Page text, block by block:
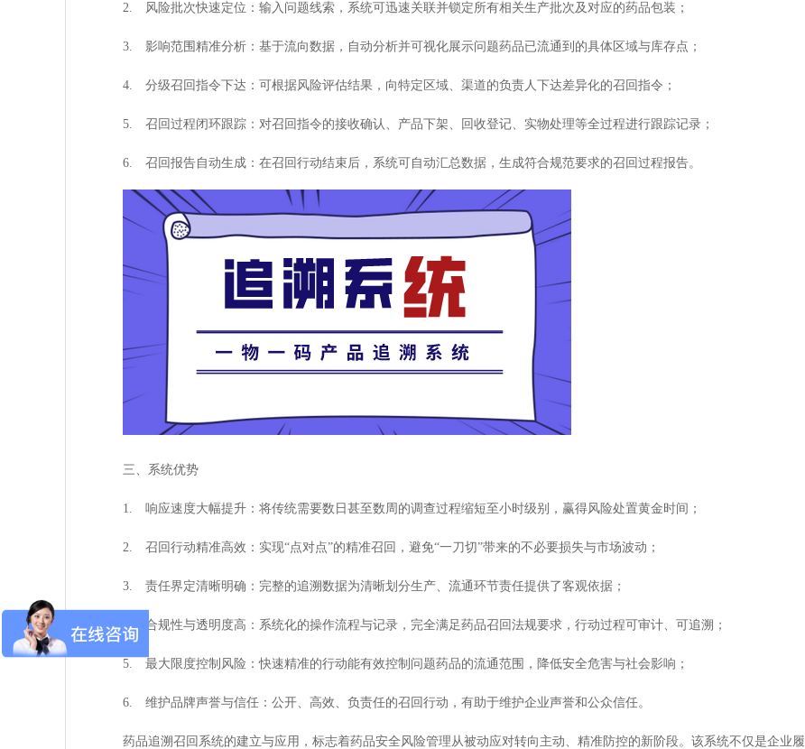
2. 风险批次快速定位：输入问题线索，系统可迅速关联并锁定所有相关生产批次及对应的药品包装；
3. 影响范围精准分析：基于流向数据，自动分析并可视化展示问题药品已流通到的具体区域与库存点；
4. 分级召回指令下达：可根据风险评估结果，向特定区域、渠道的负责人下达差异化的召回指令；
5. 召回过程闭环跟踪：对召回指令的接收确认、产品下架、回收登记、实物处理等全过程进行跟踪记录；
6. 召回报告自动生成：在召回行动结束后，系统可自动汇总数据，生成符合规范要求的召回过程报告。
三、系统优势
1. 响应速度大幅提升：将传统需要数日甚至数周的调查过程缩短至小时级别，赢得风险处置黄金时间；
2. 召回行动精准高效：实现“点对点”的精准召回，避免“一刀切”带来的不必要损失与市场波动；
3. 责任界定清晰明确：完整的追溯数据为清晰划分生产、流通环节责任提供了客观依据；
4. 合规性与透明度高：系统化的操作流程与记录，完全满足药品召回法规要求，行动过程可审计、可追溯；
5. 最大限度控制风险：快速精准的行动能有效控制问题药品的流通范围，降低安全危害与社会影响；
6. 维护品牌声誉与信任：公开、高效、负责任的召回行动，有助于维护企业声誉和公众信任。
药品追溯召回系统的建立与应用，标志着药品安全风险管理从被动应对转向主动、精准防控的新阶段。该系统不仅是企业履